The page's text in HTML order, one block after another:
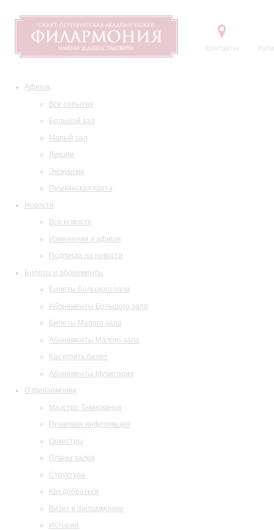
Контакты
Афиша
Все события
Большой зал
Малый зал
Лекции
Экскурсии
Пушкинская карта
Новости
Все новости
Изменения в афише
Подписка на новости
Билеты и абонементы
Билеты Большого зала
Абонементы Большого зала
Билеты Малого зала
Абонементы Малого зала
Как купить билет
Абонементы Музитория
О филармонии
Маэстро Темирканов
Правовая информация
Оркестры
Планы залов
Структура
Как добраться
Визит в филармонию
История